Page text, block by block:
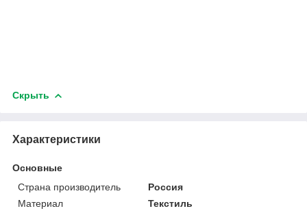
Скрыть
Характеристики
Основные
Страна производитель
Россия
Материал
Текстиль